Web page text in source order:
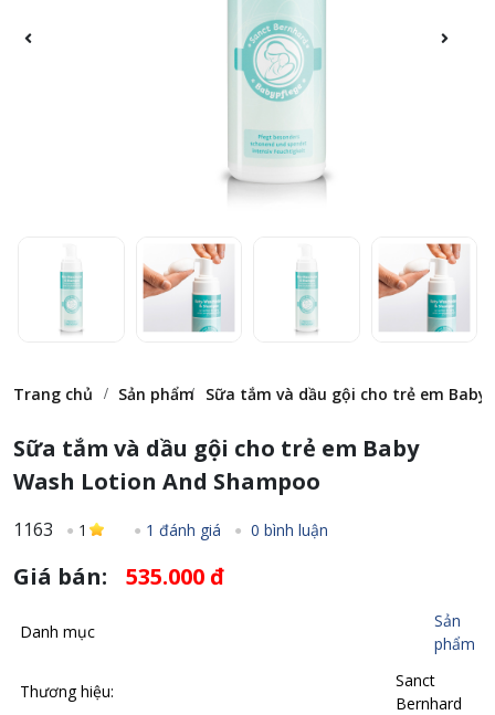
Trang chủ Sản phẩm Sữa tắm và dầu gội cho trẻ em Baby
Sữa tắm và dầu gội cho trẻ em Baby
Wash Lotion And Shampoo
1163 1 1 đánh giá 0 bình luận
Giá bán: 535.000 đ
Danh mục
Sản
phẩm
Thương hiệu:
Sanct
Bernhard